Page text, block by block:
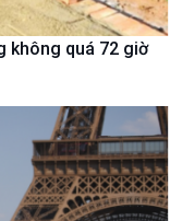
dòng Thời sự
không quá 72 giờ